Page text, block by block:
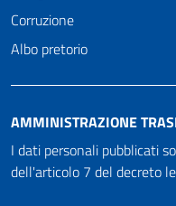
Corruzione
Albo pretorio
AMMINISTRAZIONE
I dati personali pubblicati
dell'articolo 7 del decreto